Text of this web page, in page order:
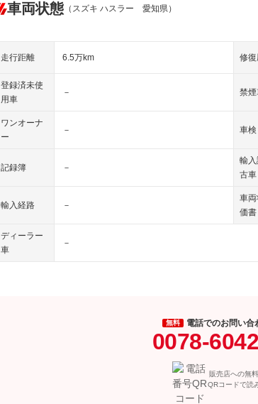
車両状態 （スズキ ハスラー 愛知県）
走行距離 6.5万km 修
登録済未使
用車
－ 禁
ワンオーナ
ー
－ 車検
記録簿 －
輸入
古車
輸入経路 －
車
価書
ディーラー
車
－
無料 電話でのお問い合
0078-
販売店への無
QRコードで読